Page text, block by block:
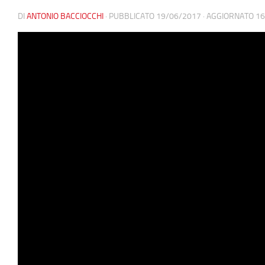
DI ANTONIO BACCIOCCHI · PUBBLICATO 19/06/2017 · AGGIORNATO